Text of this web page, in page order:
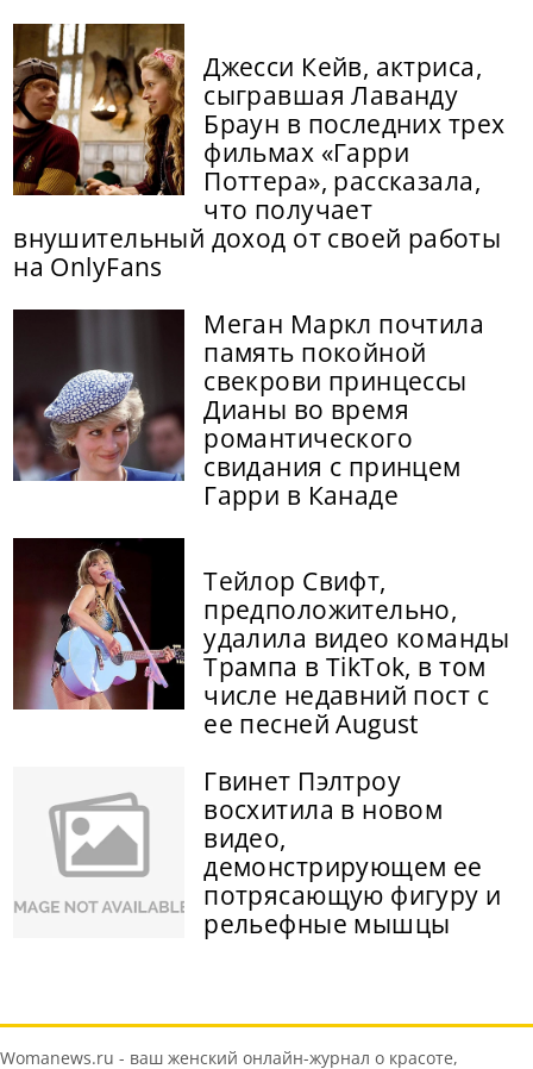
Джесси Кейв, актриса,
сыгравшая Лаванду
Браун в последних трех
фильмах «Гарри
Поттера», рассказала,
что получает
внушительный доход от своей работы
на OnlyFans
Меган Маркл почтила
память покойной
свекрови принцессы
Дианы во время
романтического
свидания с принцем
Гарри в Канаде
Тейлор Свифт,
предположительно,
удалила видео команды
Трампа в TikTok, в том
числе недавний пост с
ее песней August
Гвинет Пэлтроу
восхитила в новом
видео,
демонстрирующем ее
потрясающую фигуру и
рельефные мышцы
Womanews.ru - ваш женский онлайн-журнал о красоте,